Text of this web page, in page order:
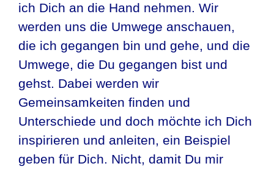
ich Dich an die Hand nehmen. Wir
werden uns die Umwege anschauen,
die ich gegangen bin und gehe, und die
Umwege, die Du gegangen bist und
gehst. Dabei werden wir
Gemeinsamkeiten finden und
Unterschiede und doch möchte ich Dich
inspirieren und anleiten, ein Beispiel
geben für Dich. Nicht, damit Du mir